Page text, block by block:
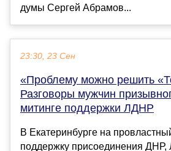
думы Сергей Абрамов...
23:30, 23 Сен
«Проблему можно решить
Разговоры мужчин
митинге поддержки ЛДНР
В Екатеринбурге на
поддержку присоединения ДНР,